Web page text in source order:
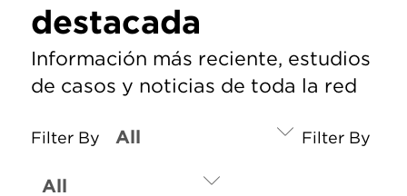
destacada
Información más reciente, estudios
de casos y noticias de toda la red
Filter By Filter By